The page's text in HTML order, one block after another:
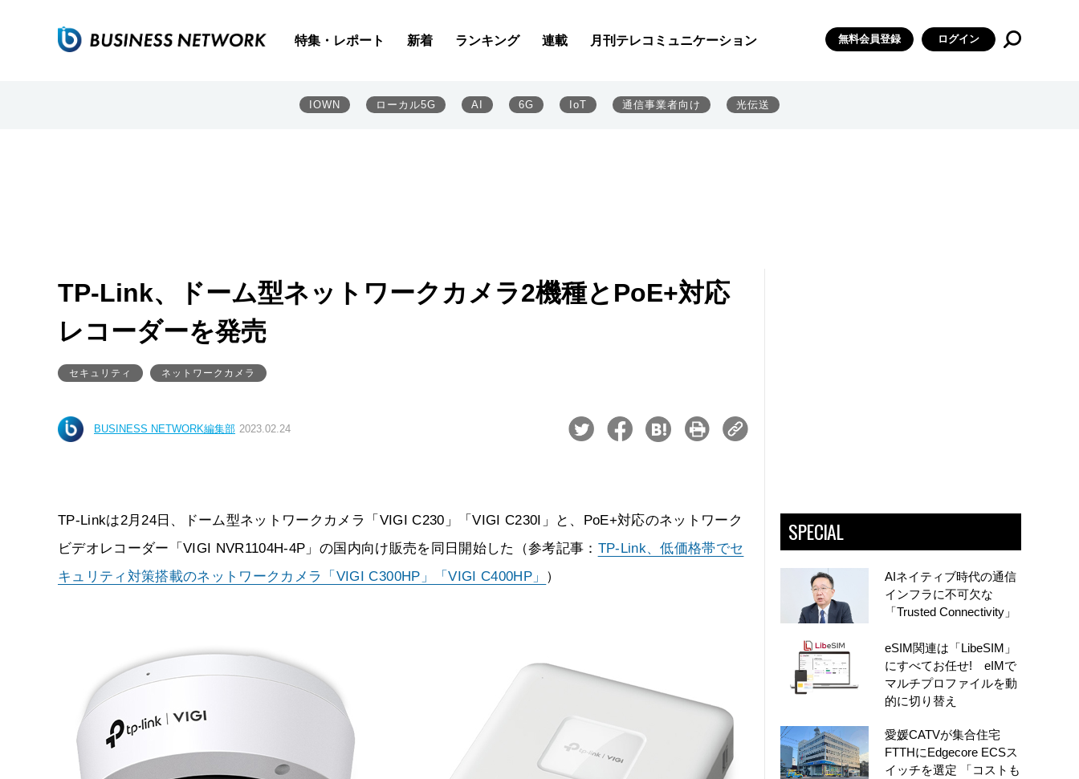
特集・レポート 新着 ランキング 連載 月刊テレコミュニケーション 無料会員登録 ログイン
IOWN ローカル5G AI 6G IoT 通信事業者向け 光伝送
TP-Link、ドーム型ネットワークカメラ2機種とPoE+対応
レコーダーを発売
セキュリティ ネットワークカメラ
BUSINESS NETWORK編集部 2023.02.24
TP-Linkは2月24日、ドーム型ネットワークカメラ「VIGI C230」「VIGI C230I」と、PoE+対応のネットワーク
ビデオレコーダー「VIGI NVR1104H-4P」の国内向け販売を同日開始した（参考記事： TP-Link、低価格帯でセ
キュリティ対策搭載のネットワークカメラ「VIGI C300HP」「VIGI C400HP」 ）
SPECIAL
AIネイティブ時代の通信
インフラに不可欠な
「Trusted Connectivity」
eSIM関連は「LibeSIM」
にすべてお任せ! eIMで
マルチプロファイルを動
的に切り替え
愛媛CATVが集合住宅
FTTHにEdgecore ECSス
イッチを選定 「コストも